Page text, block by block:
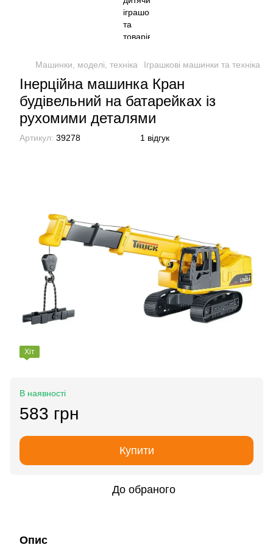
Машинки, моделі, техніка Іграшкові машинки та техніка
Інерційна машинка Кран
будівельний на батарейках із
рухомими деталями
Артикул: 39278 1 відгук
Хіт
В наявності
583 грн
Купити
До обраного
Опис